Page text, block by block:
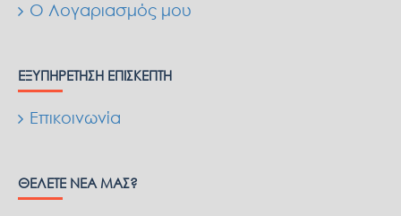
Ο Λογαριασμός μου
ΕΞΥΠΗΡΈΤΗΣΗ ΕΠΙΣΚΈΠΤΗ
Επικοινωνία
ΘΈΛΕΤΕ ΝΈΑ ΜΑΣ?